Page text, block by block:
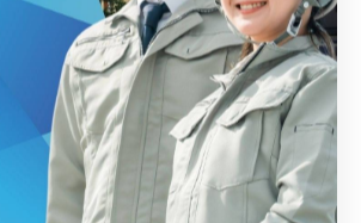
非常食 非常品 防災
大型家具 イベント
フェス 回収 撤去
不用品整理 秋 雨 秋雨